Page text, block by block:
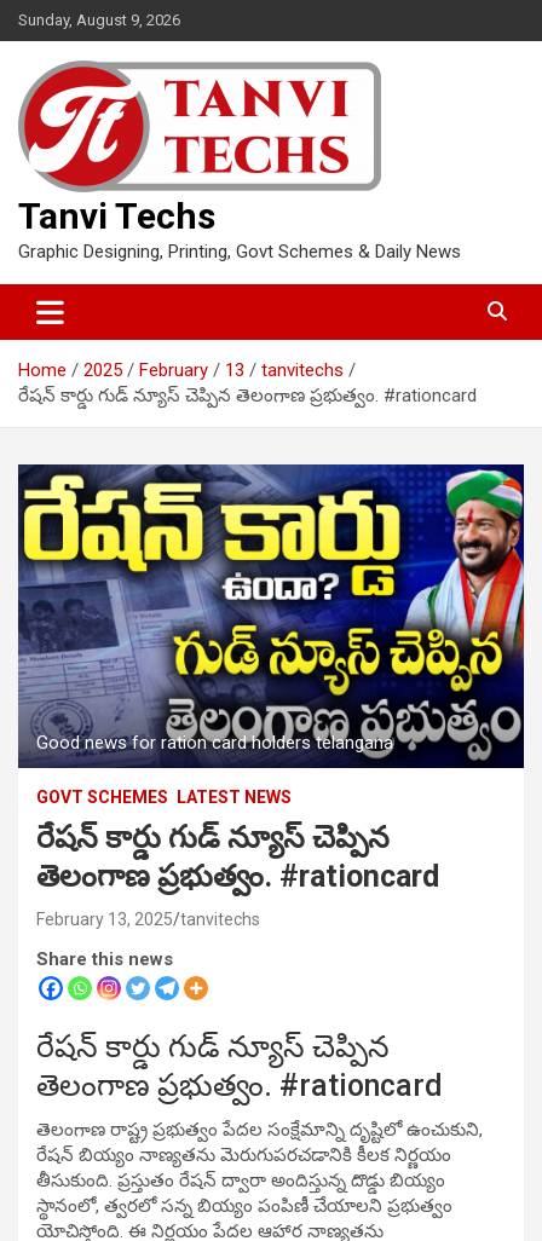
Skip
to
content
Sunday, August 9, 2026
Tanvi Techs
Graphic Designing, Printing, Govt Schemes & Daily News
Home 2025 February 13
tanvitechs
రేషన్ కార్డు గుడ్ న్యూస్ చెప్పిన తెలంగాణ ప్రభుత్వం. #rationcard
Good news for ration card holders telangana
GOVT SCHEMES LATEST NEWS
రేషన్ కార్డు గుడ్ న్యూస్ చెప్పిన
తెలంగాణ ప్రభుత్వం. #rationcard
February 13, 2025 tanvitechs
Share this news
రేషన్ కార్డు గుడ్ న్యూస్ చెప్పిన
తెలంగాణ ప్రభుత్వం. #rationcard
తెలంగాణ రాష్ట్ర ప్రభుత్వం పేదల సంక్షేమాన్ని దృష్టిలో ఉంచుకుని,
రేషన్ బియ్యం నాణ్యతను మెరుగుపరచడానికి కీలక నిర్ణయం
తీసుకుంది. ప్రస్తుతం రేషన్ ద్వారా అందిస్తున్న దొడ్డు బియ్యం
స్థానంలో, త్వరలో సన్న బియ్యం పంపిణీ చేయాలని ప్రభుత్వం
యోచిస్తోంది. ఈ నిర్ణయం పేదల ఆహార నాణ్యతను